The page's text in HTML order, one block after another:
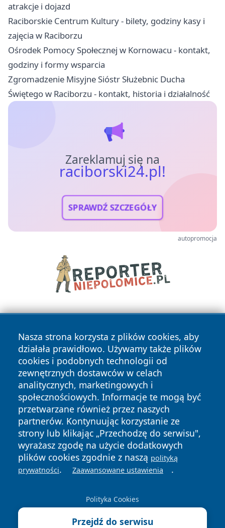
atrakcje i dojazd
Raciborskie Centrum Kultury - bilety, godziny kasy i
zajęcia w Raciborzu
Ośrodek Pomocy Społecznej w Kornowacu - kontakt,
godziny i formy wsparcia
Zgromadzenie Misyjne Sióstr Służebnic Ducha
Świętego w Raciborzu - kontakt, historia i działalność
Zareklamuj się na
raciborski24.pl!
SPRAWDŹ SZCZEGÓŁY
autopromocja
Nasza strona korzysta z plików cookies, aby
działała prawidłowo. Używamy także plików
cookies i podobnych technologii od
zewnętrznych dostawców w celach
analitycznych, marketingowych i
społecznościowych. Informacje te mogą być
przetwarzane również przez naszych
partnerów. Kontynuując korzystanie ze
strony lub klikając „Przechodzę do serwisu",
wyrażasz zgodę na użycie dodatkowych
plików cookies zgodnie z naszą polityką
prywatności. Zaawansowane ustawienia .
Polityka Cookies
Przejdź do serwisu
Copyright © 2026 raciborski24.pl Wszystkie prawa
zastrzeżone.
News Autorzy
Polityka
Prywatności
Polityka
Cookies